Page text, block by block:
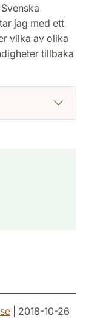
jag med ett
vilka av olika
tillbaka
se | 2018-10-26